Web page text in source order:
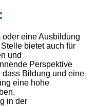
eine Ausbildung
bietet auch für
und
Perspektive
dass Bildung und eine
eine hohe
in der